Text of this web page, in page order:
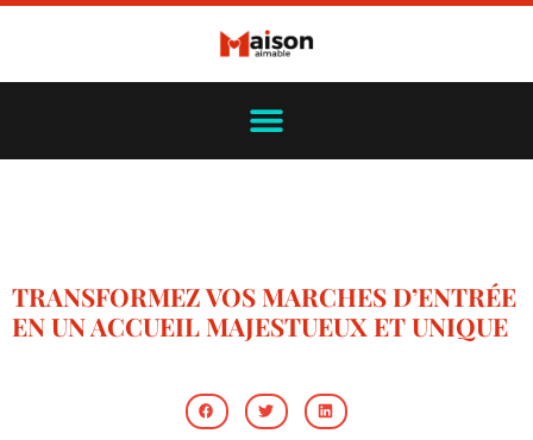
TRANSFORMEZ VOS MARCHES D’ENTRÉE
EN UN ACCUEIL MAJESTUEUX ET UNIQUE